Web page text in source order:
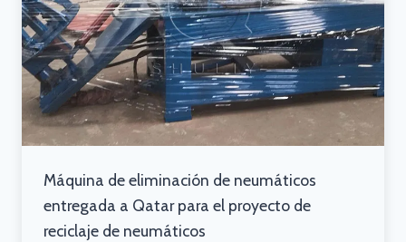
Máquina de eliminación de neumáticos
entregada a Qatar para el proyecto de
reciclaje de neumáticos